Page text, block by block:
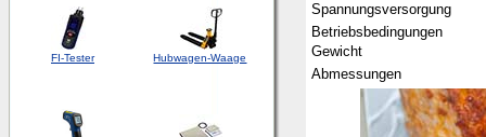
FI-Tester Hubwagen-Waage
Spannungsversorgung
Betriebsbedingungen
Gewicht
Abmessungen